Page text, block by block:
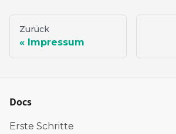
Zurück
Impressum
Docs
Erste Schritte